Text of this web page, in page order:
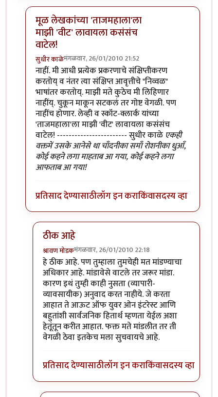
मूळ लेखकांच्या 'ताजमहाला'ला
माझी 'वीट' लावायला कसंसंच
वाटेल!
सुधीर काळेमंगळवार, 26/01/2010 21:52
In reply toवाचतो आहेbyश्रावण मोडक
नाहीं. मी आधी प्रत्येक प्रकरणाचे संक्षिप्तीकरण
करतोय् व नंतर त्या संक्षिप्त आवृत्तीचे "निव्वळ"
भाषांतर करतोय्. माझी मते कुठेच मी लिहिणार
नाहींय्. चुकून माकून सटकलं तर गोष्ट वेगळी. पण
नाहींच होणार. लेव्ही व स्कॉट-क्लार्क यांच्या
'ताजमहाला'ला माझी 'वीट' लावायला कसंसंच
वाटेल! ------------------------ सुधीर काळे एकही
वक्तमें उसके आनेसे था चाँदनीका समाँ रोशनीका धुआँ,
कोई कहने लगा माहताब आ गया, कोई कहने लगा
आफताब आ गया!
प्रतिसाद देण्यासाठीलॉग इन कराकिंवासदस्य व्हा
ठीक आहे
श्रावण मोडकमंगळवार, 26/01/2010 22:18
In reply toमूळ लेखकांच्या 'ताजमहाला'ला माझी 'वीट'
हे ठीक आहे. पण तुम्हाला तुमचेही मत मांडण्याचा
अधिकार आहे. मांडावेसे वाटले तर जरूर मांडा.
कारण इथं तुम्ही काही नुसता (व्यापारी-
व्यावसायीक) अनुवाद करत नाहीये. जे करता
आहात ते आऊट ऑफ युवर ओन इंटरेस्ट आणि
बहुतांशी सार्वजनिक हितार्थ म्हणता येईल अशा
हेतूंतून करीत आहात. फक्त मते मांडलीत तर ती
वेगळी ठेवा इतकेच मला सुचवायचे आहे.
प्रतिसाद देण्यासाठीलॉग इन कराकिंवासदस्य व्हा